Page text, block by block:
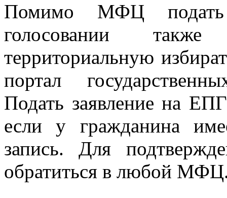
Помимо МФЦ подать
голосовании
территориальную
портал
Подать заявление на
если у гражданина
запись. Для
обратиться в любой